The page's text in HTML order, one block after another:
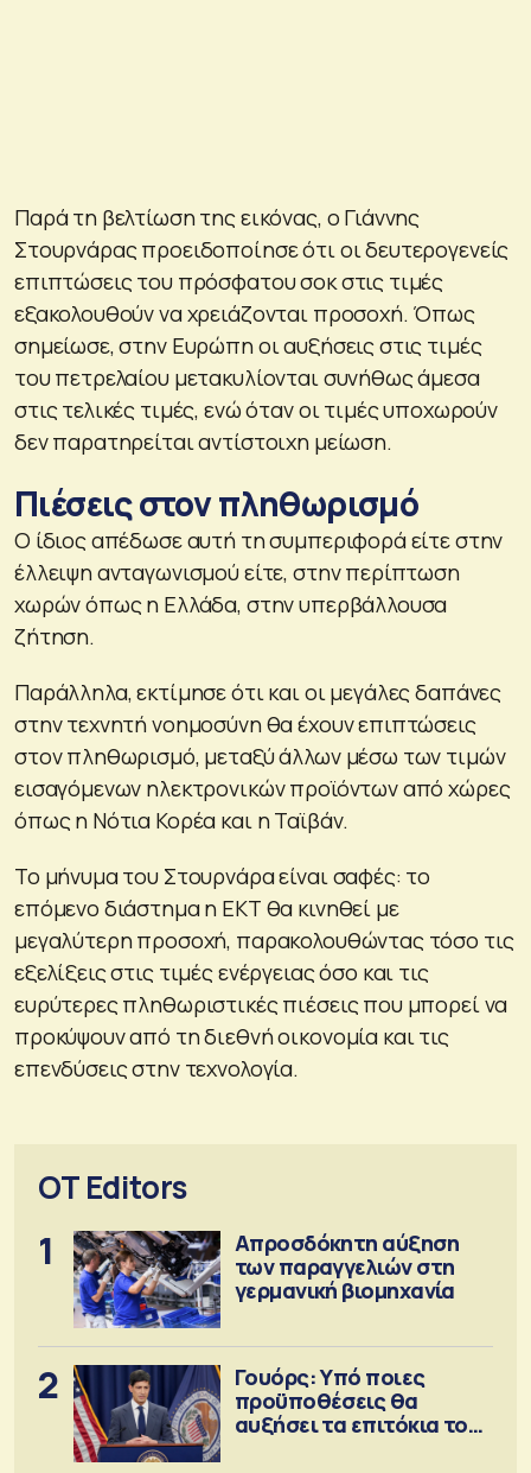
Παρά τη βελτίωση της εικόνας, ο Γιάννης
Στουρνάρας προειδοποίησε ότι οι δευτερογενείς
επιπτώσεις του πρόσφατου σοκ στις τιμές
εξακολουθούν να χρειάζονται προσοχή. Όπως
σημείωσε, στην Ευρώπη οι αυξήσεις στις τιμές
του πετρελαίου μετακυλίονται συνήθως άμεσα
στις τελικές τιμές, ενώ όταν οι τιμές υποχωρούν
δεν παρατηρείται αντίστοιχη μείωση.
Πιέσεις στον πληθωρισμό
Ο ίδιος απέδωσε αυτή τη συμπεριφορά είτε στην
έλλειψη ανταγωνισμού είτε, στην περίπτωση
χωρών όπως η Ελλάδα, στην υπερβάλλουσα
ζήτηση.
Παράλληλα, εκτίμησε ότι και οι μεγάλες δαπάνες
στην τεχνητή νοημοσύνη θα έχουν επιπτώσεις
στον πληθωρισμό, μεταξύ άλλων μέσω των τιμών
εισαγόμενων ηλεκτρονικών προϊόντων από χώρες
όπως η Νότια Κορέα και η Ταϊβάν.
Το μήνυμα του Στουρνάρα είναι σαφές: το
επόμενο διάστημα η ΕΚΤ θα κινηθεί με
μεγαλύτερη προσοχή, παρακολουθώντας τόσο τις
εξελίξεις στις τιμές ενέργειας όσο και τις
ευρύτερες πληθωριστικές πιέσεις που μπορεί να
προκύψουν από τη διεθνή οικονομία και τις
επενδύσεις στην τεχνολογία.
OT Editors
1
Απροσδόκητη αύξηση
των παραγγελιών στη
γερμανική βιομηχανία
2
Γουόρς: Υπό ποιες
προϋποθέσεις θα
αυξήσει τα επιτόκια τον